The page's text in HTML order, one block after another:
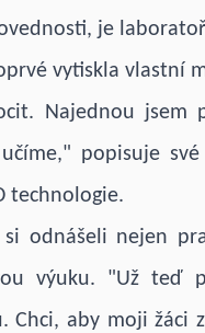
je
vytiskla vlastní
Najednou jsem
popisuje
technologie.
si odnášeli nejen
výuku. "Už teď
Chci, aby moji žáci